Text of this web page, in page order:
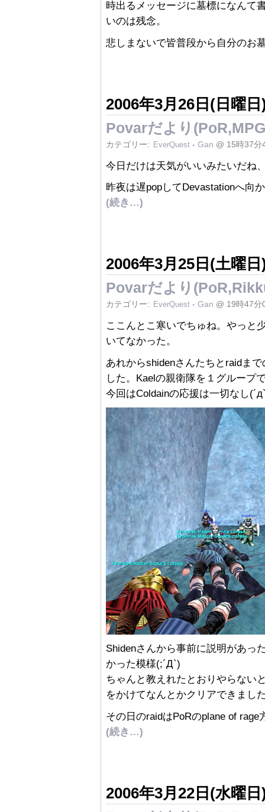
時出るメッセージに墓標になんて
いのは残念。
悲しまないで皆普段から自分のお
2006年3月26日(日曜日
Povarだより
カテゴリー: EverQuest - Gan @ 15時37分
今日だけは天気がいいみたいだね
昨夜は遅popしてDevastationへ向
(続き…)
2006年3月25日(土曜日
Povarだより
カテゴリー: EverQuest - Gan @ 19時47分
ここんとこ寒いでちゅね。やっと
いてなかった。
あれからshidenさんたちとraidま
した。Kaelの親衛隊を１グループ
今回はColdainの応援は一切なし
Shidenさんから事前に説明があっ
かった模様(;´Д`)
ちゃんと教えれたとおりやらない
をかけてなんとかクリアできまし
その日のraidはPoRのplane of rage
(続き…)
2006年3月22日(水曜日